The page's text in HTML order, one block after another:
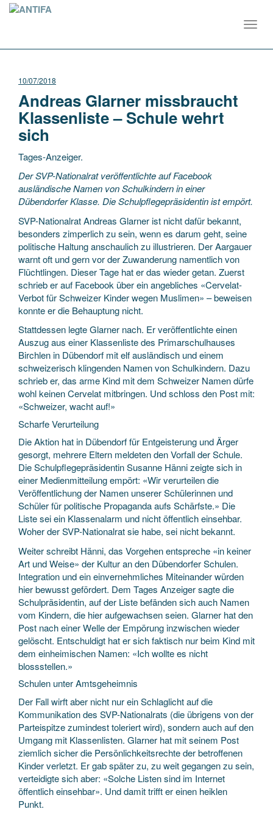
10/07/2018
Andreas Glarner missbraucht
Klassenliste – Schule wehrt
sich
Tages-Anzeiger.
Der SVP-Nationalrat veröffentlichte auf Facebook
ausländische Namen von Schulkindern in einer
Dübendorfer Klasse. Die Schulpflegepräsidentin ist empört.
SVP-Nationalrat Andreas Glarner ist nicht dafür bekannt,
besonders zimperlich zu sein, wenn es darum geht, seine
politische Haltung anschaulich zu illustrieren. Der Aargauer
warnt oft und gern vor der Zuwanderung namentlich von
Flüchtlingen. Dieser Tage hat er das wieder getan. Zuerst
schrieb er auf Facebook über ein angebliches «Cervelat-
Verbot für Schweizer Kinder wegen Muslimen» – beweisen
konnte er die Behauptung nicht.
Stattdessen legte Glarner nach. Er veröffentlichte einen
Auszug aus einer Klassenliste des Primarschulhauses
Birchlen in Dübendorf mit elf ausländisch und einem
schweizerisch klingenden Namen von Schulkindern. Dazu
schrieb er, das arme Kind mit dem Schweizer Namen dürfe
wohl keinen Cervelat mitbringen. Und schloss den Post mit:
«Schweizer, wacht auf!»
Scharfe Verurteilung
Die Aktion hat in Dübendorf für Entgeisterung und Ärger
gesorgt, mehrere Eltern meldeten den Vorfall der Schule.
Die Schulpflegepräsidentin Susanne Hänni zeigte sich in
einer Medienmitteilung empört: «Wir verurteilen die
Veröffentlichung der Namen unserer Schülerinnen und
Schüler für politische Propaganda aufs Schärfste.» Die
Liste sei ein Klassenalarm und nicht öffentlich einsehbar.
Woher der SVP-Nationalrat sie habe, sei nicht bekannt.
Weiter schreibt Hänni, das Vorgehen entspreche «in keiner
Art und Weise» der Kultur an den Dübendorfer Schulen.
Integration und ein einvernehmliches Miteinander würden
hier bewusst gefördert. Dem Tages Anzeiger sagte die
Schulpräsidentin, auf der Liste befänden sich auch Namen
vom Kindern, die hier aufgewachsen seien. Glarner hat den
Post nach einer Welle der Empörung inzwischen wieder
gelöscht. Entschuldigt hat er sich faktisch nur beim Kind mit
dem einheimischen Namen: «Ich wollte es nicht
blossstellen.»
Schulen unter Amtsgeheimnis
Der Fall wirft aber nicht nur ein Schlaglicht auf die
Kommunikation des SVP-Nationalrats (die übrigens von der
Parteispitze zumindest toleriert wird), sondern auch auf den
Umgang mit Klassenlisten. Glarner hat mit seinem Post
ziemlich sicher die Persönlichkeitsrechte der betroffenen
Kinder verletzt. Er gab später zu, zu weit gegangen zu sein,
verteidigte sich aber: «Solche Listen sind im Internet
öffentlich einsehbar». Und damit trifft er einen heiklen
Punkt.